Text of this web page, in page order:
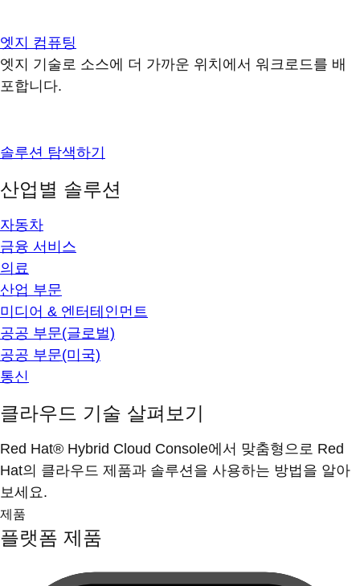
엣지 컴퓨팅
엣지 기술로 소스에 더 가까운 위치에서 워크로드를 배
포합니다.
솔루션 탐색하기
산업별 솔루션
자동차
금융 서비스
의료
산업 부문
미디어 & 엔터테인먼트
공공 부문(글로벌)
공공 부문(미국)
통신
클라우드 기술 살펴보기
Red Hat® Hybrid Cloud Console에서 맞춤형으로 Red
Hat의 클라우드 제품과 솔루션을 사용하는 방법을 알아
보세요.
제품
플랫폼 제품